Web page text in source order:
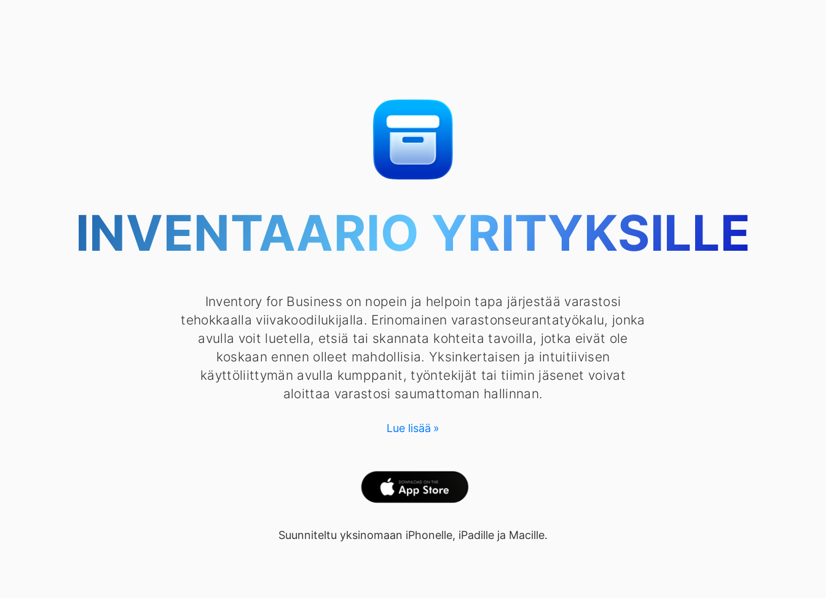
INVENTAARIO YRITYKSILLE
Inventory for Business on nopein ja helpoin tapa järjestää varastosi
tehokkaalla viivakoodilukijalla. Erinomainen varastonseurantatyökalu, jonka
avulla voit luetella, etsiä tai skannata kohteita tavoilla, jotka eivät ole
koskaan ennen olleet mahdollisia. Yksinkertaisen ja intuitiivisen
käyttöliittymän avulla kumppanit, työntekijät tai tiimin jäsenet voivat
aloittaa varastosi saumattoman hallinnan.
Lue lisää
Suunniteltu yksinomaan iPhonelle, iPadille ja Macille.